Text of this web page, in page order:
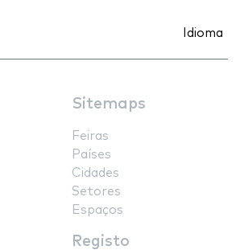
Idioma
Sitemaps
Feiras
Países
Cidades
Setores
Espaços
Registo